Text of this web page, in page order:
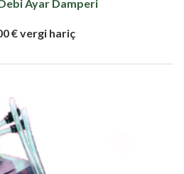
Ayar Damperi
€ vergi hariç